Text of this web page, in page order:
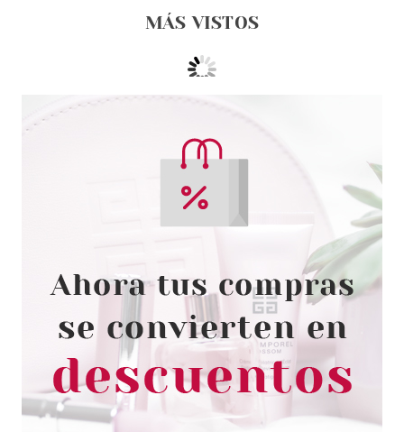
MÁS VISTOS
VERSACE
VERSACE DYLAN BLUE FEMME
EDP 100 ML
Pvr 135.00€
-52%
desde
65.15€